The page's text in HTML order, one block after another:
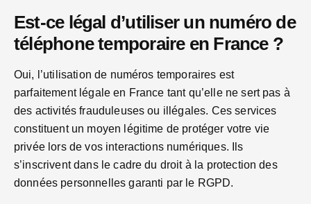
Est-ce légal d’utiliser un numéro de
téléphone temporaire en France ?
Oui, l’utilisation de numéros temporaires est
parfaitement légale en France tant qu’elle ne sert pas à
des activités frauduleuses ou illégales. Ces services
constituent un moyen légitime de protéger votre vie
privée lors de vos interactions numériques. Ils
s’inscrivent dans le cadre du droit à la protection des
données personnelles garanti par le RGPD.